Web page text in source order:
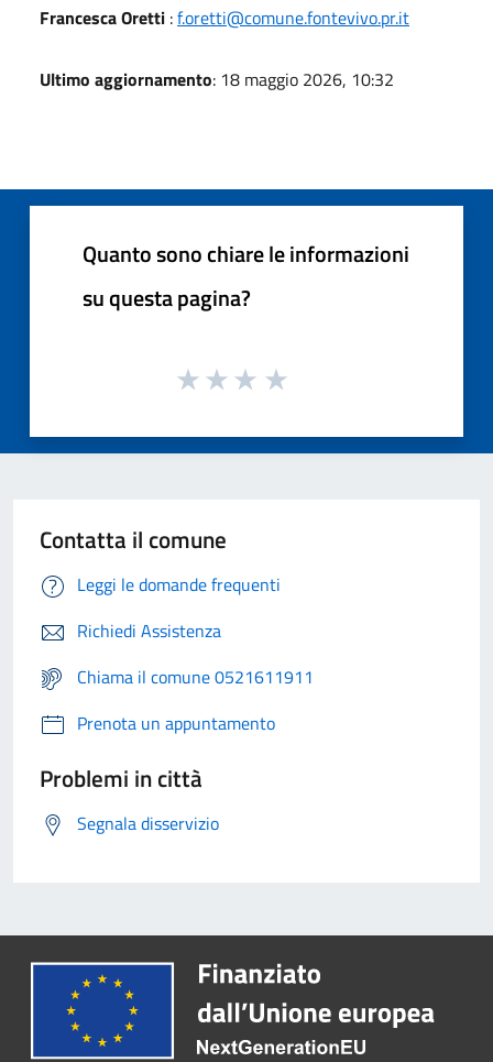
Francesca Oretti :f.oretti@comune.fontevivo.pr.it
Ultimo aggiornamento: 18 maggio 2026, 10:32
Quanto sono chiare le informazioni
su questa pagina?
Contatta il comune
Leggi le domande frequenti
Richiedi Assistenza
Chiama il comune 0521611911
Prenota un appuntamento
Problemi in città
Segnala disservizio